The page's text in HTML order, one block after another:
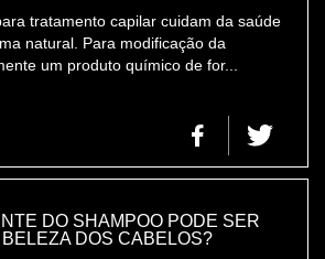
tratamento capilar cuidam da saúde
natural. Para modificação da
um produto químico de for...
DO SHAMPOO PODE SER
DOS CABELOS?